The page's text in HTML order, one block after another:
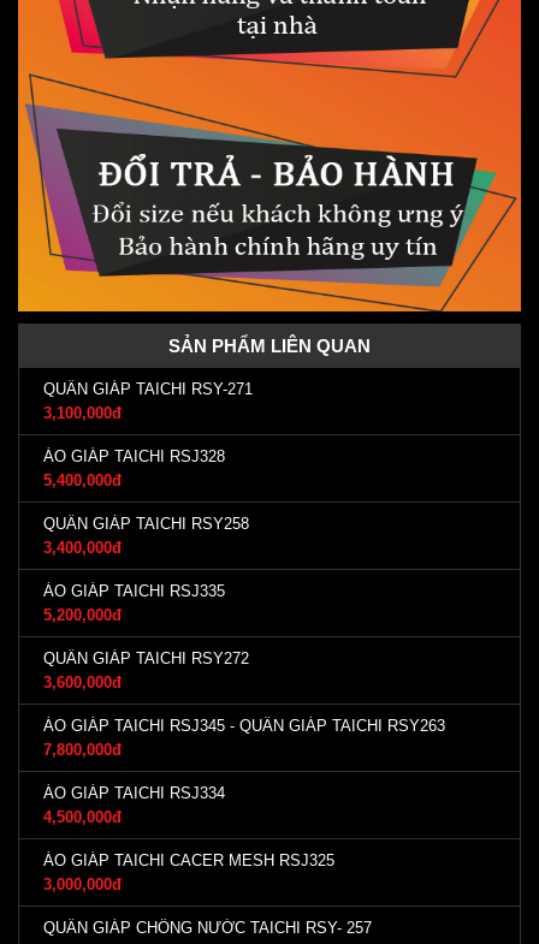
SẢN PHẨM LIÊN QUAN
QUẦN GIÁP TAICHI RSY-271
3,100,000đ
ÁO GIÁP TAICHI RSJ328
5,400,000đ
QUẦN GIÁP TAICHI RSY258
3,400,000đ
ÁO GIÁP TAICHI RSJ335
5,200,000đ
QUẦN GIÁP TAICHI RSY272
3,600,000đ
ÁO GIÁP TAICHI RSJ345 - QUẦN GIÁP TAICHI RSY263
7,800,000đ
ÁO GIÁP TAICHI RSJ334
4,500,000đ
ÁO GIÁP TAICHI CACER MESH RSJ325
3,000,000đ
QUẦN GIÁP CHỐNG NƯỚC TAICHI RSY- 257